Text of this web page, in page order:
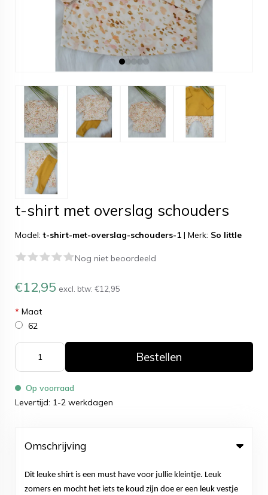
t-shirt met overslag schouders
Model:t-shirt-met-overslag-schouders-1 | Merk: So little
Nog niet beoordeeld
€12,95 excl. btw: €12,95
* Maat
62
Bestellen
Op voorraad
Levertijd: 1-2 werkdagen
Omschrijving
Dit leuke shirt is een must have voor jullie kleintje. Leuk
zomers en mocht het iets te koud zijn doe er een leuk vestje